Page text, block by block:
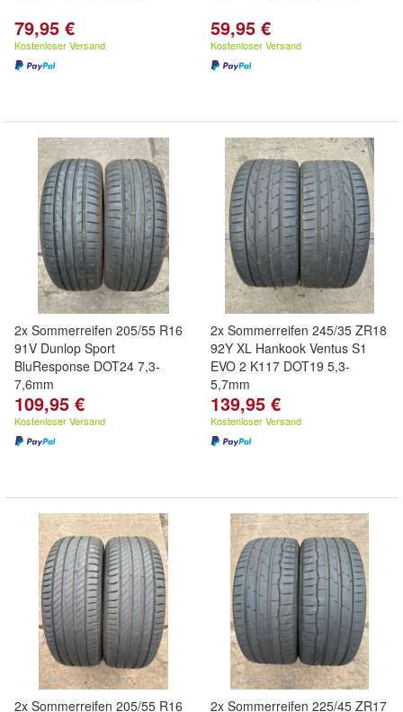
79,95 €
Kostenloser Versand
59,95 €
Kostenloser Versand
2x Sommerreifen 205/55 R16
91V Dunlop Sport
BluResponse DOT24 7,3-
7,6mm
109,95 €
Kostenloser Versand
2x Sommerreifen 245/35 ZR18
92Y XL Hankook Ventus S1
EVO 2 K117 DOT19 5,3-
5,7mm
139,95 €
Kostenloser Versand
2x Sommerreifen 205/55 R16
2x Sommerreifen 225/45 ZR17